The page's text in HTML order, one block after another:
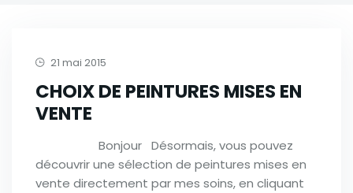
21 mai 2015
CHOIX DE PEINTURES MISES EN
VENTE
Bonjour Désormais, vous pouvez
découvrir une sélection de peintures mises en
vente directement par mes soins, en cliquant